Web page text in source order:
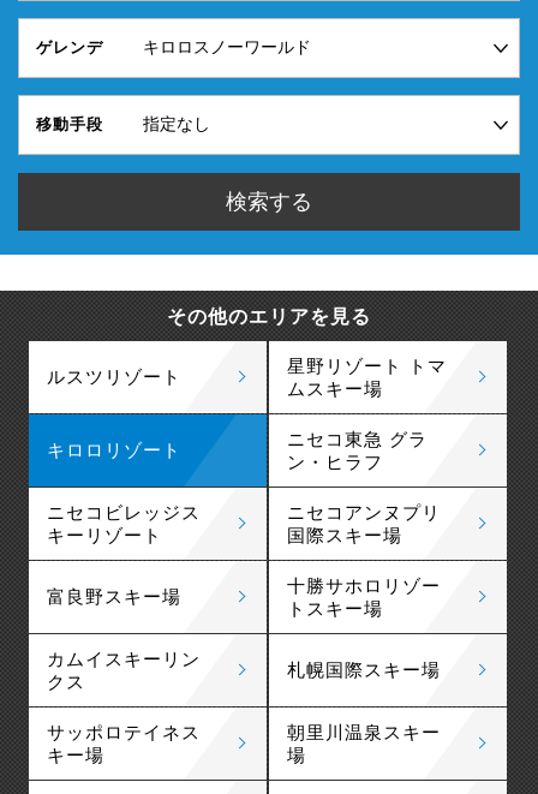
ゲレンデ
移動手段
その他のエリアを見る
ルスツリゾート
星野リゾート トマ
ムスキー場
キロロリゾート
ニセコ東急 グラ
ン・ヒラフ
ニセコビレッジス
キーリゾート
ニセコアンヌプリ
国際スキー場
富良野スキー場
十勝サホロリゾー
トスキー場
カムイスキーリン
クス
札幌国際スキー場
サッポロテイネス
キー場
朝里川温泉スキー
場